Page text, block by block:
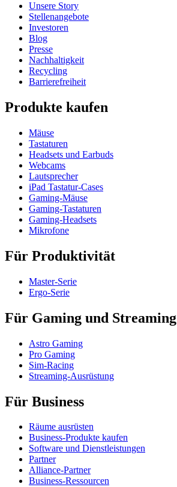
Unsere Story
Stellenangebote
Investoren
Blog
Presse
Nachhaltigkeit
Recycling
Barrierefreiheit
Produkte kaufen
Mäuse
Tastaturen
Headsets und Earbuds
Webcams
Lautsprecher
iPad Tastatur-Cases
Gaming-Mäuse
Gaming-Tastaturen
Gaming-Headsets
Mikrofone
Für Produktivität
Master-Serie
Ergo-Serie
Für Gaming und Streaming
Astro Gaming
Pro Gaming
Sim-Racing
Streaming-Ausrüstung
Für Business
Räume ausrüsten
Business-Produkte kaufen
Software und Dienstleistungen
Partner
Alliance-Partner
Business-Ressourcen